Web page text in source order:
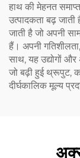
हाथ की मेहनत
उत्पादकता बढ़
जाती है जो अपनी
हैं। अपनी
साथ, यह उद्योगों
जो बढ़ी हुई थ्रूपुट,
दीर्घकालिक मूल्य